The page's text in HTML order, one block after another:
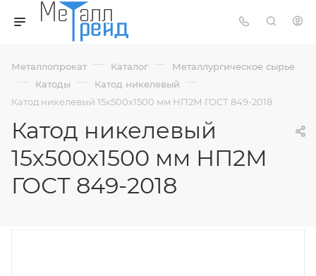
Металлопрокат — Каталог — Металлургическое сырье
— Катоды — Катод никелевый —
Катод никелевый 15х500х1500 мм НП2М ГОСТ 849-2018
Катод никелевый
15х500х1500 мм НП2М
ГОСТ 849-2018